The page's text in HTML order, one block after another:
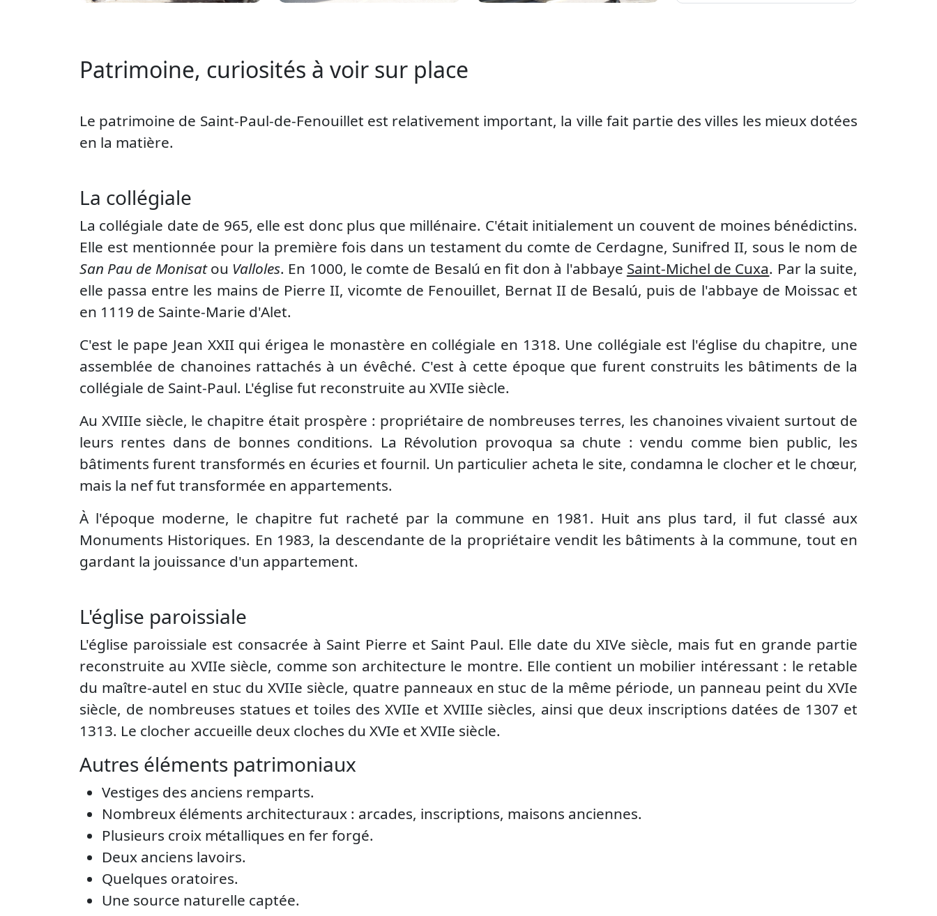
Patrimoine, curiosités à voir sur place
Le patrimoine de Saint-Paul-de-Fenouillet est relativement important, la ville fait partie des villes les mieux dotées
en la matière.
La collégiale
La collégiale date de 965, elle est donc plus que millénaire. C'était initialement un couvent de moines bénédictins.
Elle est mentionnée pour la première fois dans un testament du comte de Cerdagne, Sunifred II, sous le nom de
San Pau de Monisatou Valloles. En 1000, le comte de Besalú en fit don à l'abbaye Saint-Michel de Cuxa. Par la suite,
elle passa entre les mains de Pierre II, vicomte de Fenouillet, Bernat II de Besalú, puis de l'abbaye de Moissac et
en 1119 de Sainte-Marie d'Alet.
C'est le pape Jean XXII qui érigea le monastère en collégiale en 1318. Une collégiale est l'église du chapitre, une
assemblée de chanoines rattachés à un évêché. C'est à cette époque que furent construits les bâtiments de la
collégiale de Saint-Paul. L'église fut reconstruite au XVIIe siècle.
Au XVIIIe siècle, le chapitre était prospère : propriétaire de nombreuses terres, les chanoines vivaient surtout de
leurs rentes dans de bonnes conditions. La Révolution provoqua sa chute : vendu comme bien public, les
bâtiments furent transformés en écuries et fournil. Un particulier acheta le site, condamna le clocher et le chœur,
mais la nef fut transformée en appartements.
À l'époque moderne, le chapitre fut racheté par la commune en 1981. Huit ans plus tard, il fut classé aux
Monuments Historiques. En 1983, la descendante de la propriétaire vendit les bâtiments à la commune, tout en
gardant la jouissance d'un appartement.
L'église paroissiale
L'église paroissiale est consacrée à Saint Pierre et Saint Paul. Elle date du XIVe siècle, mais fut en grande partie
reconstruite au XVIIe siècle, comme son architecture le montre. Elle contient un mobilier intéressant : le retable
du maître-autel en stuc du XVIIe siècle, quatre panneaux en stuc de la même période, un panneau peint du XVIe
siècle, de nombreuses statues et toiles des XVIIe et XVIIIe siècles, ainsi que deux inscriptions datées de 1307 et
1313. Le clocher accueille deux cloches du XVIe et XVIIe siècle.
Autres éléments patrimoniaux
Vestiges des anciens remparts.
Nombreux éléments architecturaux : arcades, inscriptions, maisons anciennes.
Plusieurs croix métalliques en fer forgé.
Deux anciens lavoirs.
Quelques oratoires.
Une source naturelle captée.